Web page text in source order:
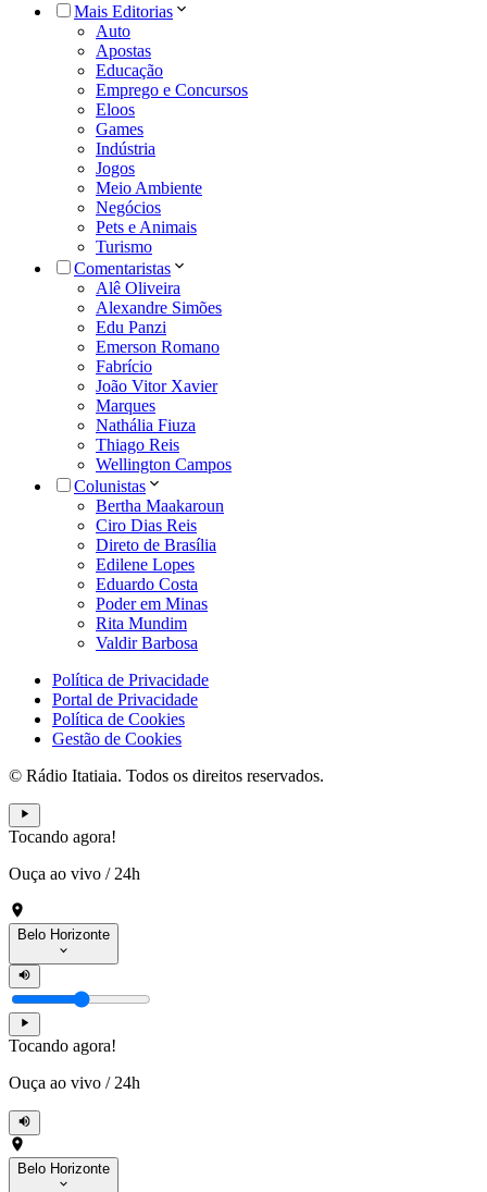
Mais Editorias
Auto
Apostas
Educação
Emprego e Concursos
Eloos
Games
Indústria
Jogos
Meio Ambiente
Negócios
Pets e Animais
Turismo
Comentaristas
Alê Oliveira
Alexandre Simões
Edu Panzi
Emerson Romano
Fabrício
João Vitor Xavier
Marques
Nathália Fiuza
Thiago Reis
Wellington Campos
Colunistas
Bertha Maakaroun
Ciro Dias Reis
Direto de Brasília
Edilene Lopes
Eduardo Costa
Poder em Minas
Rita Mundim
Valdir Barbosa
Política de Privacidade
Portal de Privacidade
Política de Cookies
Gestão de Cookies
© Rádio Itatiaia. Todos os direitos reservados.
Tocando agora!
Ouça ao vivo / 24h
Belo Horizonte
Tocando agora!
Ouça ao vivo / 24h
Belo Horizonte